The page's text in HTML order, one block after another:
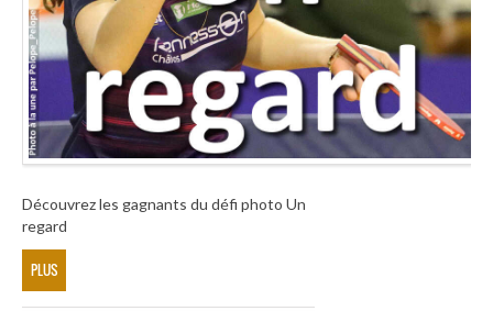
Découvrez les gagnants du défi photo Un
regard
PLUS